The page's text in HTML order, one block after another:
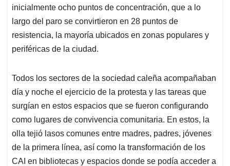
inicialmente ocho puntos de concentración, que a lo
largo del paro se convirtieron en 28 puntos de
resistencia, la mayoría ubicados en zonas populares y
periféricas de la ciudad.
Todos los sectores de la sociedad caleña acompañaban
día y noche el ejercicio de la protesta y las tareas que
surgían en estos espacios que se fueron configurando
como lugares de convivencia comunitaria. En estos, la
olla tejió lasos comunes entre madres, padres, jóvenes
de la primera línea, así como la transformación de los
CAI en bibliotecas y espacios donde se podía acceder a